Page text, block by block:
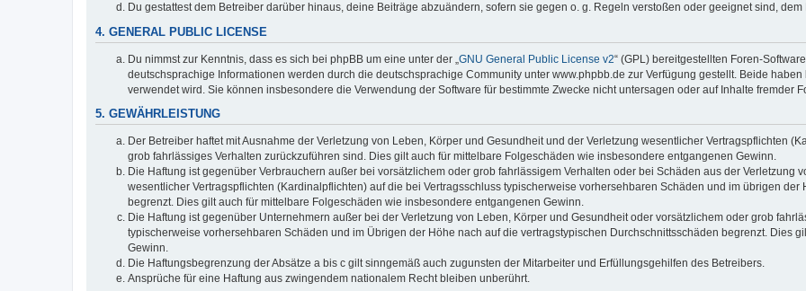
Du gestattest dem Betreiber darüber hinaus, deine Beiträge abzuändern, sofern sie gegen o. g. Regeln verstoßen oder geeignet sind,
4. GENERAL PUBLIC LICENSE
Du nimmst zur Kenntnis, dass es sich bei phpBB um eine unter der „ GNU General Public License v2“ (GPL) bereitgestellten Foren-
deutschsprachige Informationen werden durch die deutschsprachige Community unter www.phpbb.de zur Verfügung gestellt. Beide
verwendet wird. Sie können insbesondere die Verwendung der Software für bestimmte Zwecke nicht untersagen oder auf Inhalte fremder
5. GEWÄHRLEISTUNG
Der Betreiber haftet mit Ausnahme der Verletzung von Leben, Körper und Gesundheit und der Verletzung wesentlicher Vertragspflichten
grob fahrlässiges Verhalten zurückzuführen sind. Dies gilt auch für mittelbare Folgeschäden wie insbesondere entgangenen Gewinn.
Die Haftung ist gegenüber Verbrauchern außer bei vorsätzlichem oder grob fahrlässigem Verhalten oder bei Schäden aus der Verletzung
wesentlicher Vertragspflichten (Kardinalpflichten) auf die bei Vertragsschluss typischerweise vorhersehbaren Schäden und im übrigen
begrenzt. Dies gilt auch für mittelbare Folgeschäden wie insbesondere entgangenen Gewinn.
Die Haftung ist gegenüber Unternehmern außer bei der Verletzung von Leben, Körper und Gesundheit oder vorsätzlichem oder grob
typischerweise vorhersehbaren Schäden und im Übrigen der Höhe nach auf die vertragstypischen Durchschnittsschäden begrenzt. Dies
Gewinn.
Die Haftungsbegrenzung der Absätze a bis c gilt sinngemäß auch zugunsten der Mitarbeiter und Erfüllungsgehilfen des Betreibers.
Ansprüche für eine Haftung aus zwingendem nationalem Recht bleiben unberührt.